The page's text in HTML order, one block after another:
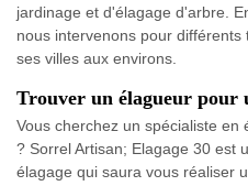
jardinage et d'élagage d'arbre.
nous intervenons pour différents
ses villes aux environs.
Trouver un élagueur pour
Vous cherchez un spécialiste en
? Sorrel Artisan; Elagage 30 est
élagage qui saura vous réaliser